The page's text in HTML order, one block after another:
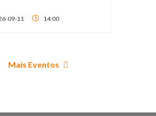
09-11 14:00
Mais Eventos